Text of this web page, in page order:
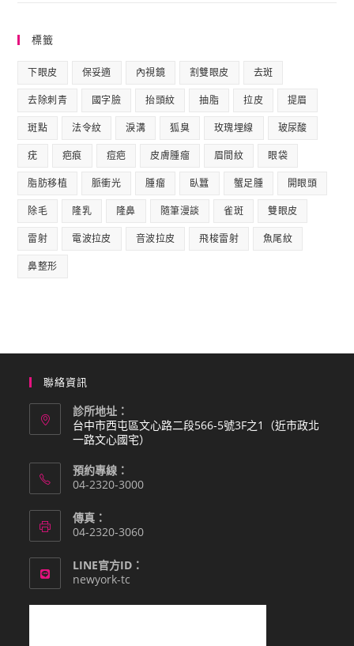
標籤
下眼皮 保妥適 內視鏡 割雙眼皮 去斑
去除刺青 國字臉 抬頭紋 抽脂 拉皮 提眉
斑點 法令紋 淚溝 狐臭 玫瑰埋線 玻尿酸
疣 疤痕 痘疤 皮膚腫瘤 眉間紋 眼袋
脂肪移植 脈衝光 腫瘤 臥蠶 蟹足腫 開眼頭
除毛 隆乳 隆鼻 隨筆漫談 雀斑 雙眼皮
雷射 電波拉皮 音波拉皮 飛梭雷射 魚尾紋
鼻整形
聯絡資訊
診所地址：
台中市西屯區文心路二段566-5號3F之1（近市政北
一路文心國宅）
預約專線：
04-2320-3000
傳真：
04-2320-3060
LINE官方ID：
newyork-tc